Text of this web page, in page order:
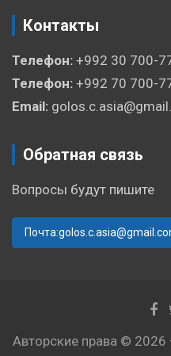
Контакты
Телефон: +992 30 700-
Телефон: +992 70 700-
Email:
Обратная связь
Вопросы будут пишите
Авторские права © 2026